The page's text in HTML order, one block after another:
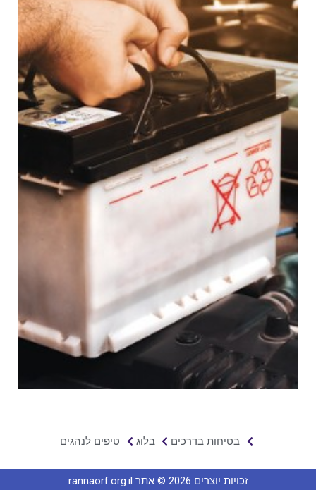
בטיחות בדרכים בלוג טיפים לנהגים
זכויות יוצרים 2026 © אתר rannaorf.org.il